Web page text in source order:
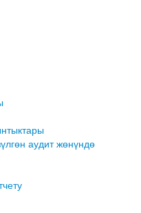
аудит жөнүндө